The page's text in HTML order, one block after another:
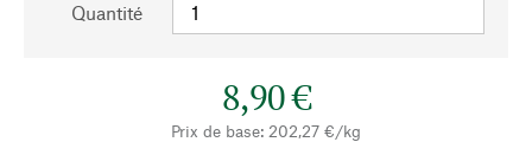
Quantité
8,90 €
Prix de base: 202,27 €/kg